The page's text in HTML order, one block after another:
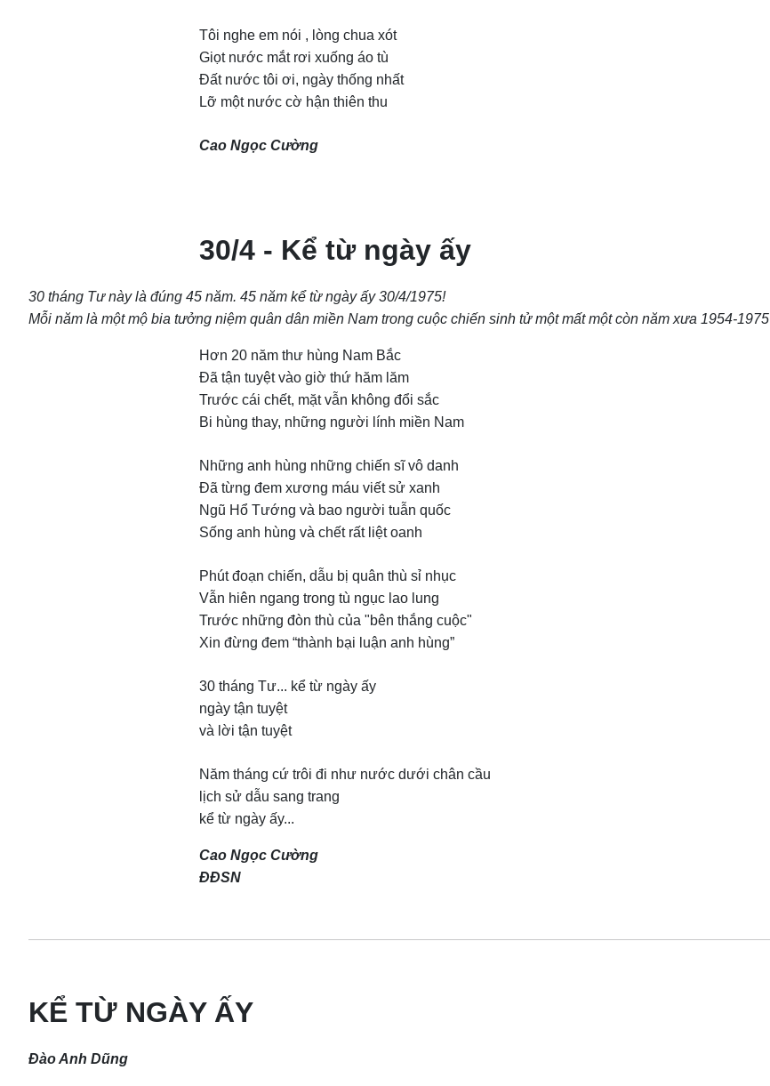
Tôi nghe em nói , lòng chua xót
Giọt nước mắt rơi xuống áo tù
Đất nước tôi ơi, ngày thống nhất
Lỡ một nước cờ hận thiên thu
Cao Ngọc Cường
30/4 - Kể từ ngày ấy
30 tháng Tư này là đúng 45 năm. 45 năm kể từ ngày ấy 30/4/1975!
Mỗi năm là một mộ bia tưởng niệm quân dân miền Nam trong cuộc chiến sinh tử một mất một còn năm xưa 1954-1975
Hơn 20 năm thư hùng Nam Bắc
Đã tận tuyệt vào giờ thứ hăm lăm
Trước cái chết, mặt vẫn không đổi sắc
Bi hùng thay, những người lính miền Nam
Những anh hùng những chiến sĩ vô danh
Đã từng đem xương máu viết sử xanh
Ngũ Hổ Tướng và bao người tuẫn quốc
Sống anh hùng và chết rất liệt oanh
Phút đoạn chiến, dẫu bị quân thù sỉ nhục
Vẫn hiên ngang trong tù ngục lao lung
Trước những đòn thù của "bên thắng cuộc"
Xin đừng đem “thành bại luận anh hùng”
30 tháng Tư... kể từ ngày ấy
ngày tận tuyệt
và lời tận tuyệt
Năm tháng cứ trôi đi như nước dưới chân cầu
lịch sử dẫu sang trang
kể từ ngày ấy...
Cao Ngọc Cường
ĐĐSN
KỂ TỪ NGÀY ẤY
Đào Anh Dũng